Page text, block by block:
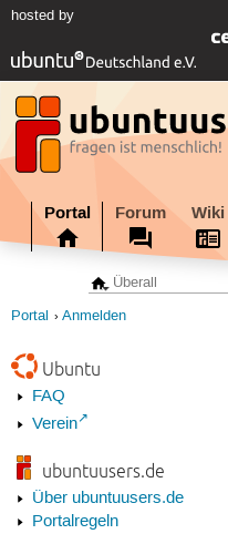
hosted by
Portal Forum Wiki
Portal Anmelden
Ubuntu
FAQ
Verein
ubuntuusers.de
Über ubuntuusers.de
Portalregeln